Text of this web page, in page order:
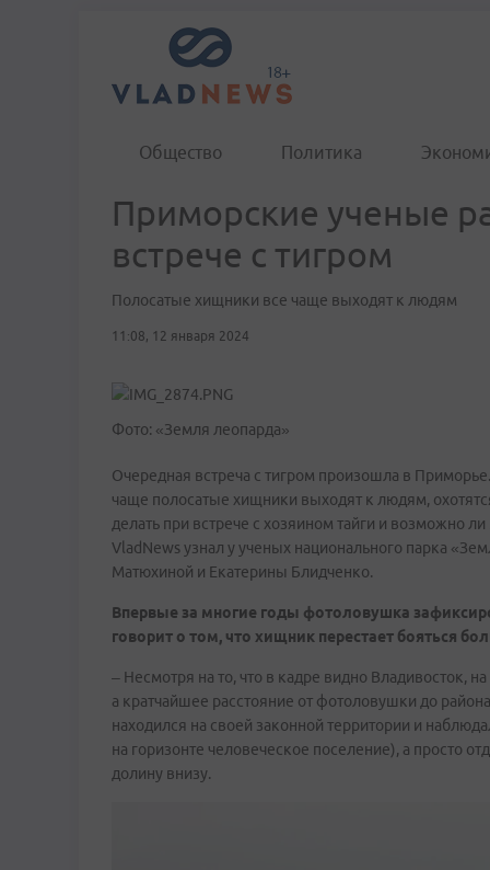
Общество Политика
Приморские ученые
встрече с тигром
Полосатые хищники все чаще выходят к людям
11:08, 12 января 2024
Фото: «Земля леопарда»
Очередная встреча с тигром произошла в
чаще полосатые хищники выходят к людям,
делать при встрече с хозяином тайги и возможно
VladNews узнал у ученых национального парка
Матюхиной и Екатерины Блидченко.
Впервые за многие годы фотоловушка
говорит о том, что хищник перестает бояться
– Несмотря на то, что в кадре видно Владивосток,
а кратчайшее расстояние от фотоловушки до
находился на своей законной территории и
на горизонте человеческое поселение), а просто
долину внизу.